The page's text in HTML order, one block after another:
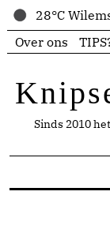
28°C
Over ons
Sinds 2010